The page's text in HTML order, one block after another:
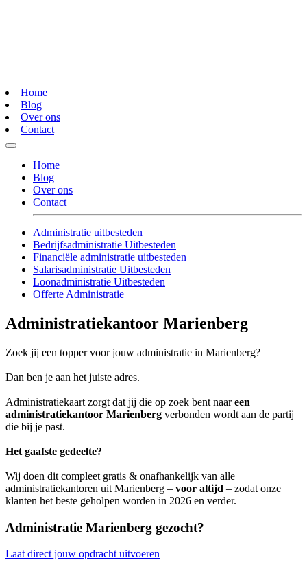
Home
Blog
Over ons
Contact
Home
Blog
Over ons
Contact
Administratie uitbesteden
Bedrijfsadministratie Uitbesteden
Financiële administratie uitbesteden
Salarisadministratie Uitbesteden
Loonadministratie Uitbesteden
Offerte Administratie
Administratiekantoor Marienberg
Zoek jij een topper voor jouw administratie in Marienberg?
Dan ben je aan het juiste adres.
Administratiekaart zorgt dat jij die op zoek bent naareen
administratiekantoor Marienberg verbonden wordt aan de partij
die bij je past.
Het gaafste gedeelte?
Wij doen dit compleet gratis & onafhankelijk van alle
administratiekantoren uit Marienberg – voor altijd – zodat onze
klanten het beste geholpen worden in 2026 en verder.
Administratie Marienberg gezocht?
Laat direct jouw opdracht uitvoeren